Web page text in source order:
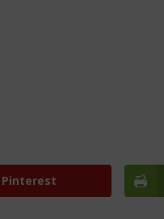
Pinterest